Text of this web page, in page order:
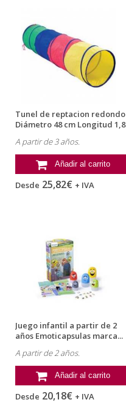
Tunel de reptacion redondo
Diámetro 48 cm Longitud 1,8
A partir de 3 años.
Añadir al carrito
Desde 25,82€ + IVA
Juego infantil a partir de 2
años Emoticapsulas marca...
A partir de 2 años.
Añadir al carrito
Desde 20,18€ + IVA